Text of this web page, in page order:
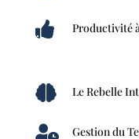
 Productivité
 Le Rebelle
 Gestion du